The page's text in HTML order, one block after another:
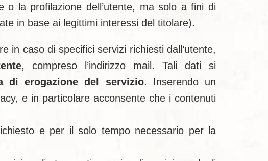
o la profilazione dell’utente, ma solo a fini di
in base ai legittimi interessi del titolare).
in caso di specifici servizi richiesti dall’utente,
, compreso l’indirizzo mail. Tali dati si
di erogazione del servizio. Inserendo un
e in particolare acconsente che i contenuti
e per il solo tempo necessario per la